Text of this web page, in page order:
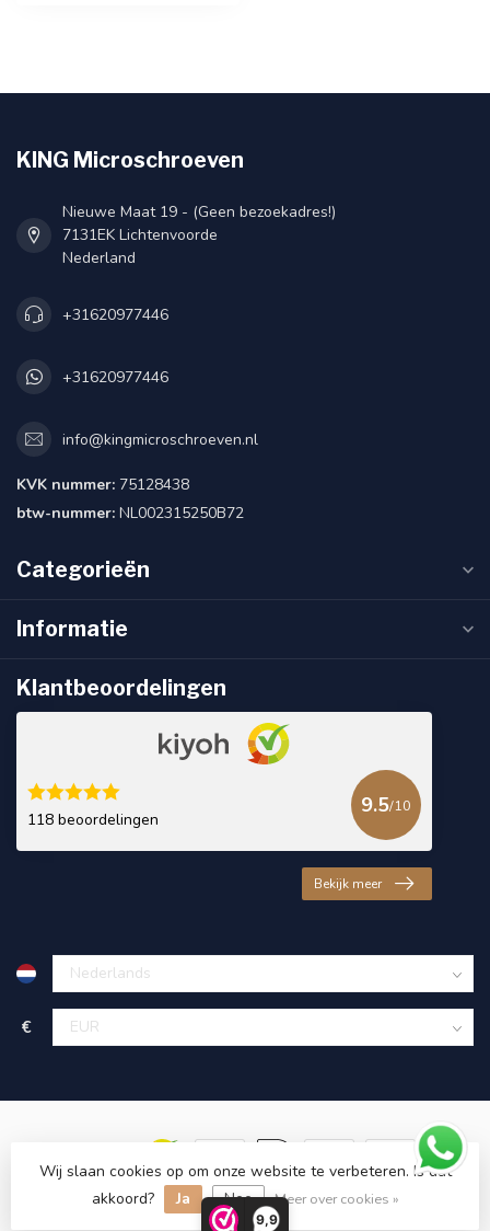
9,9
KING Microschroeven
Nieuwe Maat 19 - (Geen bezoekadres!)
7131EK Lichtenvoorde
Nederland
+31620977446
+31620977446
info@kingmicroschroeven.nl
KVK nummer: 75128438
btw-nummer: NL002315250B72
Categorieën
Informatie
Klantbeoordelingen
118 beoordelingen
9.5/10
Bekijk meer
€
© Copyright 2026 KING Microschroeven
Wij slaan cookies op om onze website te verbeteren. Is dat
akkoord?
Ja Nee Meer over cookies »